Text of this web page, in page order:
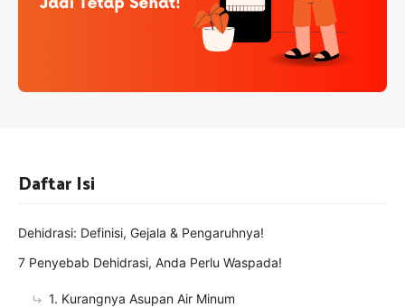
Daftar Isi
Dehidrasi: Definisi, Gejala & Pengaruhnya!
7 Penyebab Dehidrasi, Anda Perlu Waspada!
1. Kurangnya Asupan Air Minum